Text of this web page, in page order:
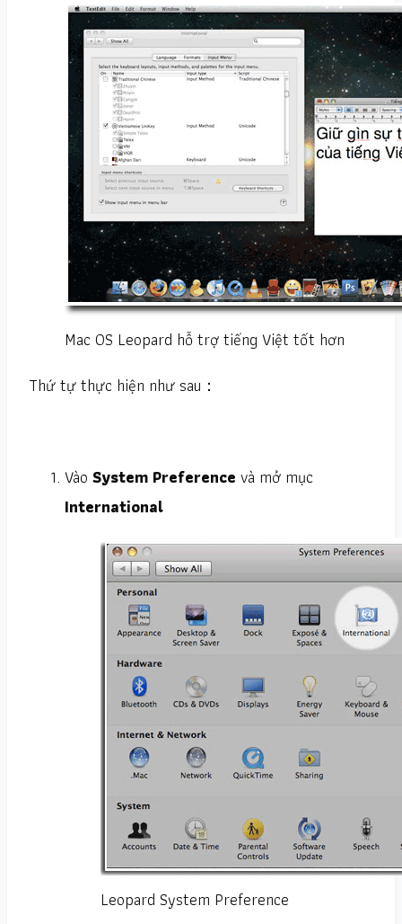
Mac OS Leopard hỗ trợ tiếng Việt tốt hơn
Thứ tự thực hiện như sau：
Vào System Preference và mở mục
International
Leopard System Preference